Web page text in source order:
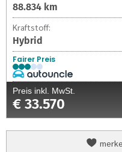
88.834 km
Kraftstoff:
Hybrid
Fairer Preis
Preis inkl. MwSt.
€ 33.570
Audi